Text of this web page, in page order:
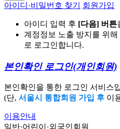
아이디·비밀번호 찾기 회원가입
아이디 입력 후 [다음] 버튼
계정정보 노출 방지를 위해
로 로그인합니다.
본인확인 로그인(개인회원)
본인확인을 통한 로그인 서비스
(단, 서울시 통합회원 가입 후 이
이용안내
일반·어린이·외국인회원